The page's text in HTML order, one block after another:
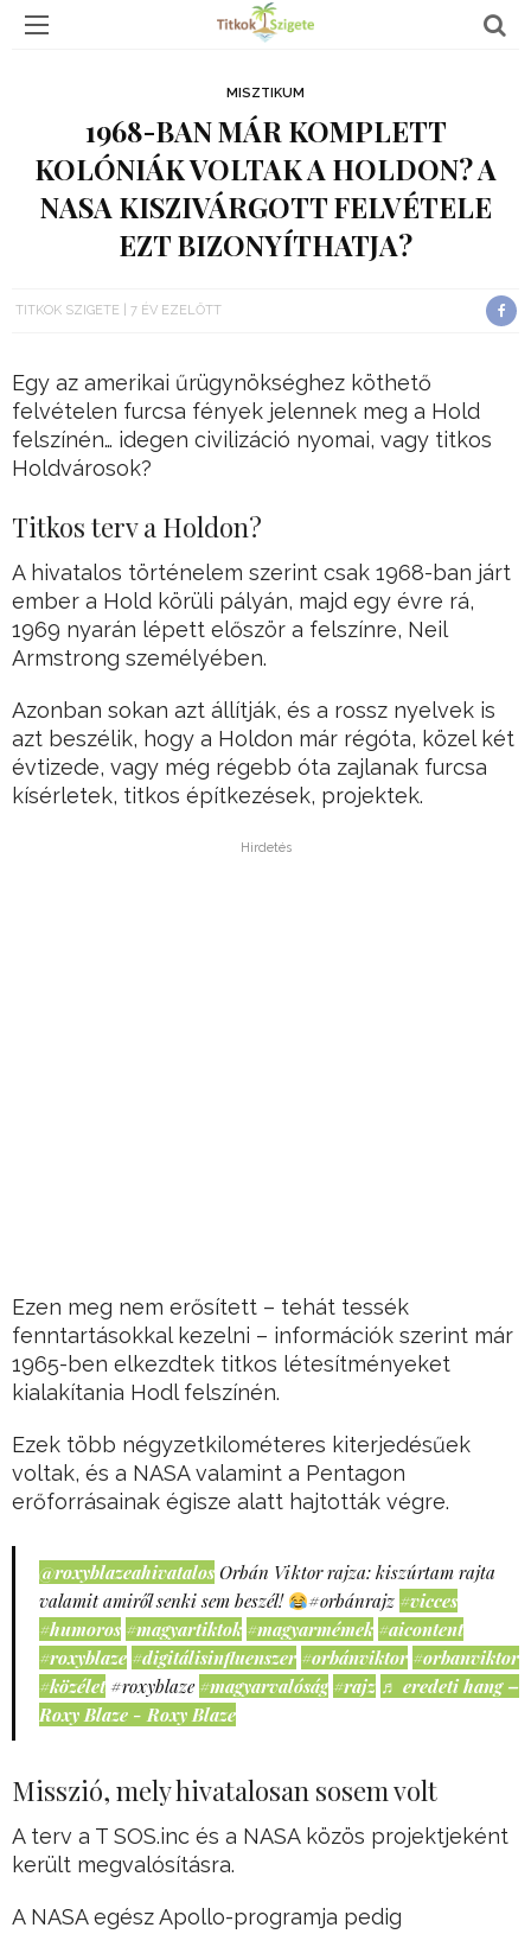
MISZTIKUM
1968-BAN MÁR KOMPLETT
KOLÓNIÁK VOLTAK A HOLDON? A
NASA KISZIVÁRGOTT FELVÉTELE
EZT BIZONYÍTHATJA?
TITKOK SZIGETE 7 ÉV EZELŐTT
Egy az amerikai űrügynökséghez köthető
felvételen furcsa fények jelennek meg a Hold
felszínén… idegen civilizáció nyomai, vagy titkos
Holdvárosok?
Titkos terv a Holdon?
A hivatalos történelem szerint csak 1968-ban járt
ember a Hold körüli pályán, majd egy évre rá,
1969 nyarán lépett először a felszínre, Neil
Armstrong személyében.
Azonban sokan azt állítják, és a rossz nyelvek is
azt beszélik, hogy a Holdon már régóta, közel két
évtizede, vagy még régebb óta zajlanak furcsa
kísérletek, titkos építkezések, projektek.
Hirdetés
Ezen meg nem erősített – tehát tessék
fenntartásokkal kezelni – információk szerint már
1965-ben elkezdtek titkos létesítményeket
kialakítania Hodl felszínén.
Ezek több négyzetkilométeres kiterjedésűek
voltak, és a NASA valamint a Pentagon
erőforrásainak égisze alatt hajtották végre.
@roxyblazeahivatalos Orbán Viktor rajza: kiszúrtam rajta
valamit amiről senki sem beszél!
#orbánrajz #vicces
#humoros #magyartiktok #magyarmémek #aicontent
#roxyblaze #digitálisinfluenszer #orbánviktor #orbanviktor
#közélet #roxyblaze #magyarvalóság #rajz ♬ eredeti hang –
Roxy Blaze - Roxy Blaze
Misszió, mely hivatalosan sosem volt
A terv a T SOS.inc és a NASA közös projektjeként
került megvalósításra.
A NASA egész Apollo-programja pedig